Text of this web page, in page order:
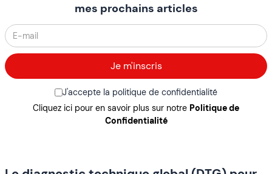
mes prochains articles
J'accepte la politique de confidentialité
Cliquez ici pour en savoir plus sur notre Politique de
Confidentialité